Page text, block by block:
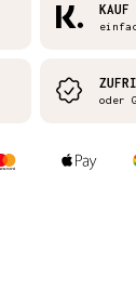
KAUF
oder